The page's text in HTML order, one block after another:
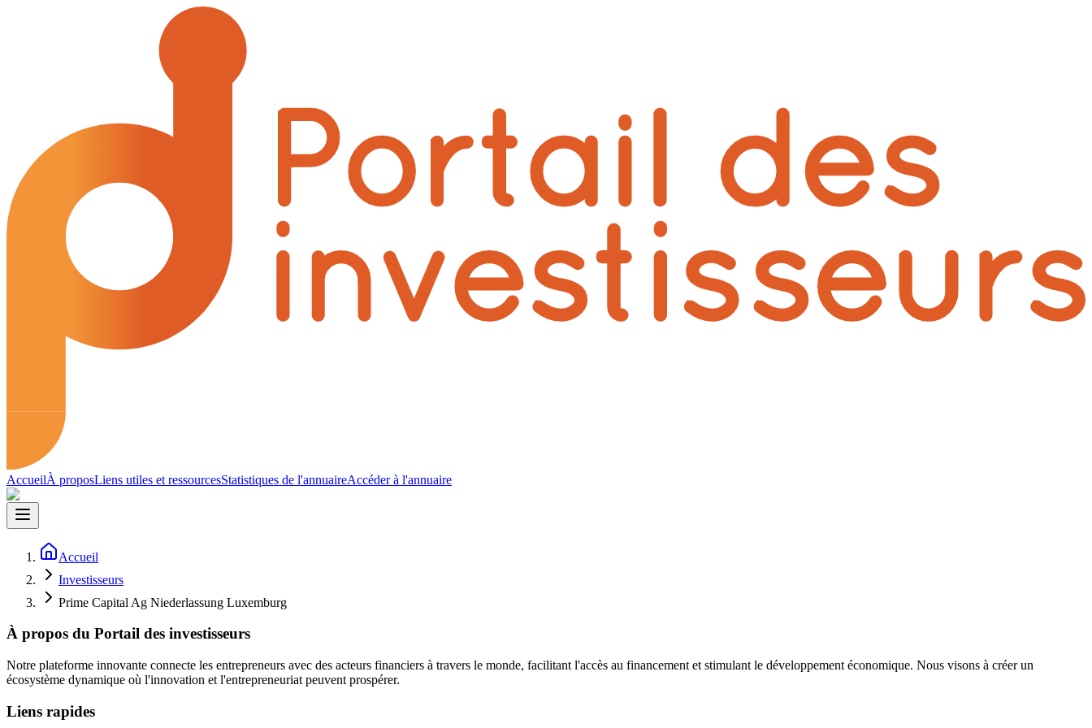
AccueilÀ proposLiens utiles et ressourcesStatistiques de l'annuaireAccéder à l'annuaire
Accueil
Investisseurs
Prime Capital Ag Niederlassung Luxemburg
À propos du Portail des investisseurs
Notre plateforme innovante connecte les entrepreneurs avec des acteurs financiers à travers le monde, facilitant l'accès au financement et stimulant le développement économique. Nous visons à créer un
écosystème dynamique où l'innovation et l'entrepreneuriat peuvent prospérer.
Liens rapides